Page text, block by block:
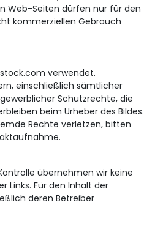
Web-Seiten dürfen nur für den
kommerziellen Gebrauch
verwendet.
einschließlich sämtlicher
Schutzrechte, die
beim Urheber des Bildes.
Rechte verletzen, bitten
übernehmen wir keine
Links. Für den Inhalt der
deren Betreiber